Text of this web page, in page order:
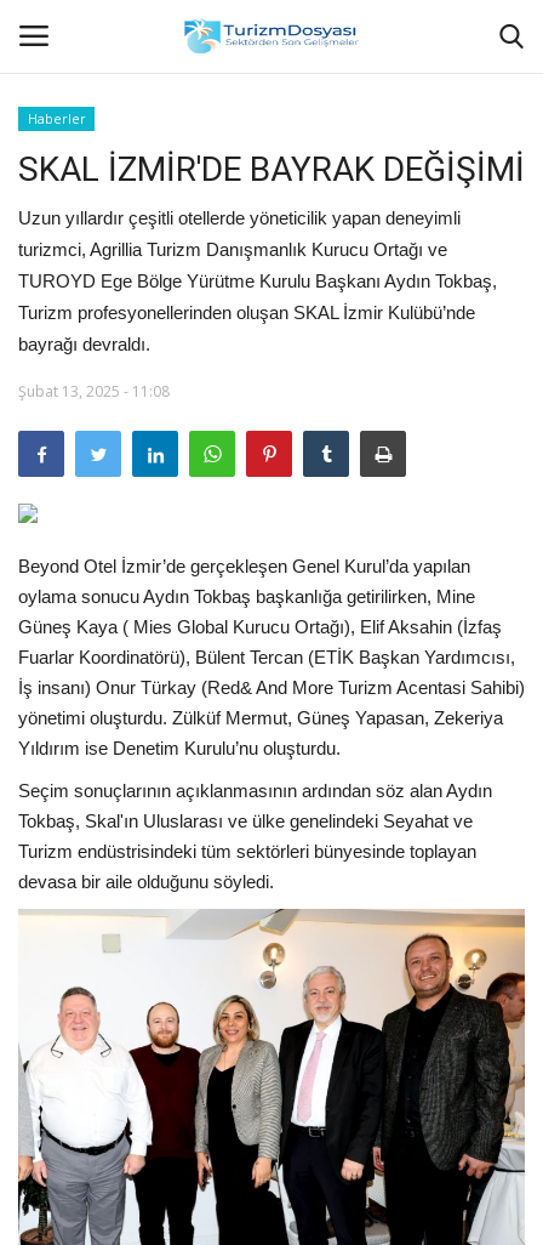
Anasayfa
Bize Ulaşın
Künye
Halil ÖNCÜ kimdir?
Haberler
Araştırma - İnceleme
Lezzet Durakları
Röportajlar
Gezi - Yorum
Sizlerden Gelenler
Yorumlar
Köşe Yazarları
Galeri
Haberler
SKAL İZMİR'DE BAYRAK DEĞİŞİMİ
Uzun yıllardır çeşitli otellerde yöneticilik yapan deneyimli
turizmci, Agrillia Turizm Danışmanlık Kurucu Ortağı ve
TUROYD Ege Bölge Yürütme Kurulu Başkanı Aydın Tokbaş,
Turizm profesyonellerinden oluşan SKAL İzmir Kulübü’nde
bayrağı devraldı.
Şubat 13, 2025 - 11:08
Beyond Otel İzmir’de gerçekleşen Genel Kurul’da yapılan
oylama sonucu Aydın Tokbaş başkanlığa getirilirken, Mine
Güneş Kaya ( Mies Global Kurucu Ortağı), Elif Aksahin (İzfaş
Fuarlar Koordinatörü), Bülent Tercan (ETİK Başkan Yardımcısı,
İş insanı) Onur Türkay (Red& And More Turizm Acentasi Sahibi)
yönetimi oluşturdu. Zülküf Mermut, Güneş Yapasan, Zekeriya
Yıldırım ise Denetim Kurulu’nu oluşturdu.
Seçim sonuçlarının açıklanmasının ardından söz alan Aydın
Tokbaş, Skal'ın Uluslarası ve ülke genelindeki Seyahat ve
Turizm endüstrisindeki tüm sektörleri bünyesinde toplayan
devasa bir aile olduğunu söyledi.